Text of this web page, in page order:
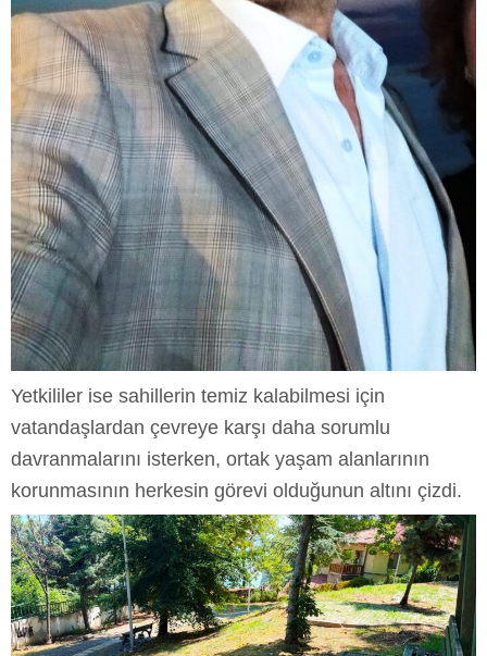
Yetkililer ise sahillerin temiz kalabilmesi için
vatandaşlardan çevreye karşı daha sorumlu
davranmalarını isterken, ortak yaşam alanlarının
korunmasının herkesin görevi olduğunun altını çizdi.